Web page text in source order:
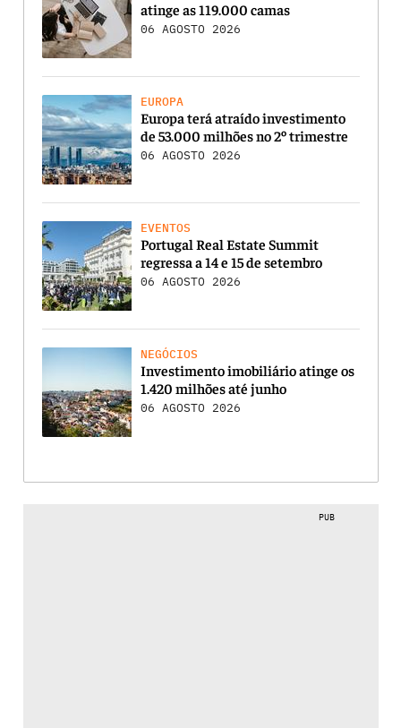
atinge as 119.000 camas
06 AGOSTO 2026
EUROPA
Europa terá atraído investimento
de 53.000 milhões no 2º trimestre
06 AGOSTO 2026
EVENTOS
Portugal Real Estate Summit
regressa a 14 e 15 de setembro
06 AGOSTO 2026
NEGÓCIOS
Investimento imobiliário atinge os
1.420 milhões até junho
06 AGOSTO 2026
PUB